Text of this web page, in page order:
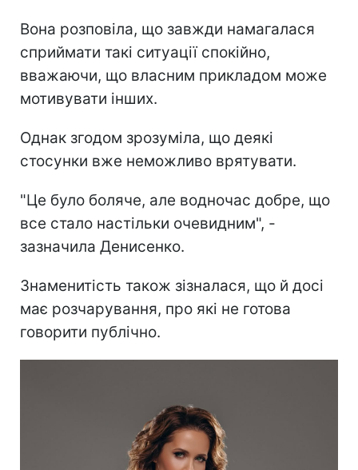
Вона розповіла, що завжди намагалася
сприймати такі ситуації спокійно,
вважаючи, що власним прикладом може
мотивувати інших.
Однак згодом зрозуміла, що деякі
стосунки вже неможливо врятувати.
"Це було боляче, але водночас добре, що
все стало настільки очевидним", -
зазначила Денисенко.
Знаменитість також зізналася, що й досі
має розчарування, про які не готова
говорити публічно.